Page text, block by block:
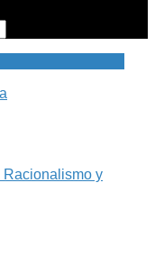
Racionalismo y